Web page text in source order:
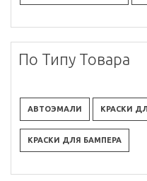
По Типу Товара
АВТОЭМАЛИ КРАСКИ
КРАСКИ ДЛЯ БАМПЕРА